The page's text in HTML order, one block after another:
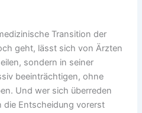
Transition der
geht, lässt sich von Ärzten
sondern in seiner
beeinträchtigen, ohne
Und wer sich überreden
die Entscheidung vorerst